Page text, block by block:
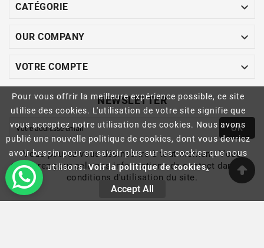
Pour vous offrir la meilleure expérience possible, ce site
utilise des cookies. L'utilisation de votre site signifie que
vous acceptez notre utilisation des cookies. Nous avons
publié une nouvelle politique de cookies, dont vous devriez
avoir besoin pour en savoir plus sur les cookies que nous
utilisons. Voir la politique de cookies.
Accept All
CATÉGORIE 
OUR COMPANY 
VOTRE COMPTE 
NEWSLETTER
OK
Vous pouvez vous désinscrire à tout moment. Vous
trouverez pour cela nos informations de contact dans les
conditions d'utilisation du site.